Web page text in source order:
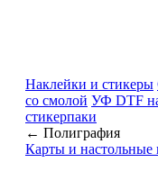
Наклейки и стикеры
со смолой УФ DTF
стикерпаки
← Полиграфия
Карты и настольные